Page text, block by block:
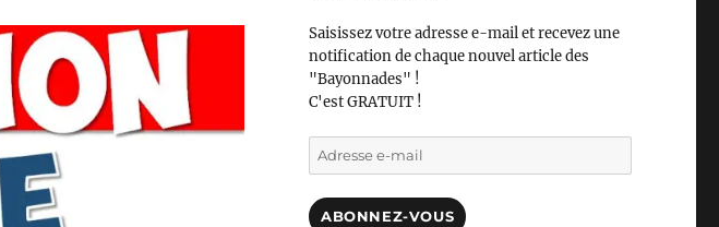
Saisissez votre adresse e-mail et recevez une
notification de chaque nouvel article des
"Bayonnades" !
C'est GRATUIT !
Adresse
e-
ABONNEZ-VOUS